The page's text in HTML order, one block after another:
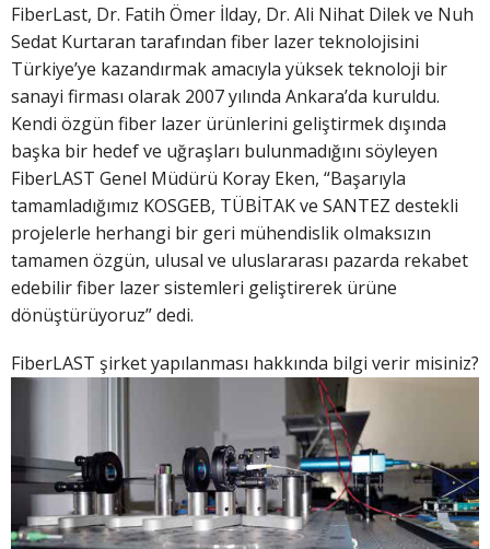
FiberLast, Dr. Fatih Ömer İlday, Dr. Ali Nihat Dilek ve Nuh
Sedat Kurtaran tarafından fiber lazer teknolojisini
Türkiye’ye kazandırmak amacıyla yüksek teknoloji bir
sanayi firması olarak 2007 yılında Ankara’da kuruldu.
Kendi özgün fiber lazer ürünlerini geliştirmek dışında
başka bir hedef ve uğraşları bulunmadığını söyleyen
FiberLAST Genel Müdürü Koray Eken, “Başarıyla
tamamladığımız KOSGEB, TÜBİTAK ve SANTEZ destekli
projelerle herhangi bir geri mühendislik olmaksızın
tamamen özgün, ulusal ve uluslararası pazarda rekabet
edebilir fiber lazer sistemleri geliştirerek ürüne
dönüştürüyoruz” dedi.
FiberLAST şirket yapılanması hakkında bilgi verir misiniz?